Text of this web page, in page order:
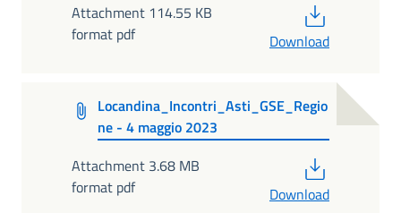
Attachment 114.55 KB
format pdf
Download
Locandina_Incontri_Asti_GSE_Regio
ne - 4 maggio 2023
Attachment 3.68 MB
format pdf
Download